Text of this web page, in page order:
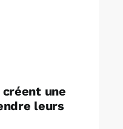
une
leurs